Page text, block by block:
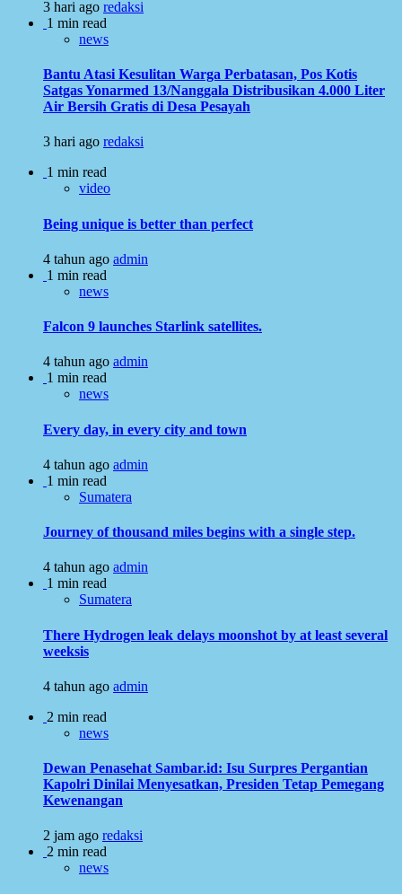
3 hari ago redaksi
1 min read
news
Bantu Atasi Kesulitan Warga Perbatasan, Pos Kotis
Satgas Yonarmed 13/Nanggala Distribusikan 4.000 Liter
Air Bersih Gratis di Desa Pesayah
3 hari ago redaksi
1 min read
video
Being unique is better than perfect
4 tahun ago admin
1 min read
news
Falcon 9 launches Starlink satellites.
4 tahun ago admin
1 min read
news
Every day, in every city and town
4 tahun ago admin
1 min read
Sumatera
Journey of thousand miles begins with a single step.
4 tahun ago admin
1 min read
Sumatera
There Hydrogen leak delays moonshot by at least several
weeksis
4 tahun ago admin
2 min read
news
Dewan Penasehat Sambar.id: Isu Surpres Pergantian
Kapolri Dinilai Menyesatkan, Presiden Tetap Pemegang
Kewenangan
2 jam ago redaksi
2 min read
news